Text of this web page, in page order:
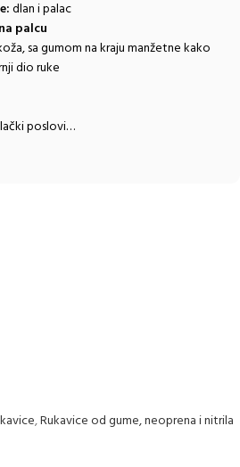
dlan i palac
palcu
sa gumom na kraju manžetne kako
dio ruke
poslovi…
,Rukavice od gume, neoprena i nitrila